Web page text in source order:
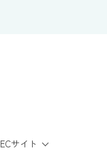
ECサイト